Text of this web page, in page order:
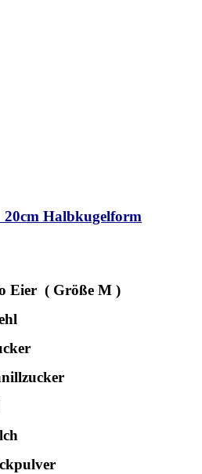
Halbkugelform
Größe M )